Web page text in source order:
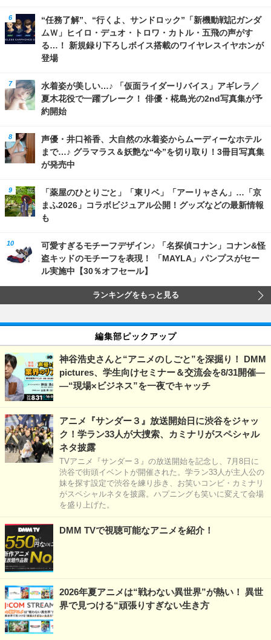
“任務了解”、“行くよ、サンドロック”「新機動戦記ガンダ
ムＷ」ヒイロ・デュオ・トロワ・カトル・五飛の声がす
る…！ 新規録り下ろしボイス搭載のワイヤレスイヤホンが
登場
水着姿が美しい…♪ 「仮面ライダーリバイス」アギレラ／
夏木花役で一躍ブレーク！ 俳優・椛島光の2nd写真集が予
約開始
声優・井口裕香、大自然の水着姿からムーディーなホテル
まで…♪ グラマラス＆妖艶な“今”を切り取り！3冊目写真集
が発売中
「薬屋のひとりごと」「東リベ」「アーリャさん」…「京
まふ2026」コラボビジュアル公開！グッズなどの最新情報
も
可愛すぎるモチーフデザイン♪ 「名探偵コナン」コナン&怪
盗キッドのモチーフを表現！ 「MAYLA」パンプスがセー
ル実施中【30％オフセール】
ランキングをもっと見る
編集部ピックアップ
神谷浩史さんと“アニメのしごと”を深掘り！ DMM
pictures、学生向けセミナー＆交流会を8/31開催―
―“現場×ビジネス”を一夜でキャッチ
アニメ『サンダー３』放送開始日に渋谷をジャッ
ク！学ラン33人が大捜索、カミナリがスペシャル
ネタ披露
TVアニメ『サンダー３』の放送開始を記念し、7月8日に
渋谷で街頭イベントが開催された。学ラン33人が主人公の
妹を探す設定で渋谷を練り歩き、お笑いコンビ・カミナリ
がスペシャルネタを披露。ハプニングも笑いに変えて会場
を盛り上げた。
DMM TVで視聴可能なアニメを紹介！
2026年夏アニメは“戦わない異世界”が熱い！ 異世
界で見つける“頑張りすぎない生き方